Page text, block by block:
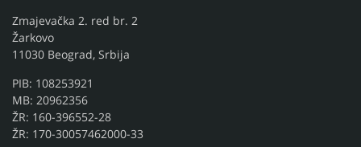
Zmajevačka 2. red br. 2
Žarkovo
11030 Beograd, Srbija
PIB: 108253921
MB: 20962356
ŽR: 160-396552-28
ŽR: 170-30057462000-33